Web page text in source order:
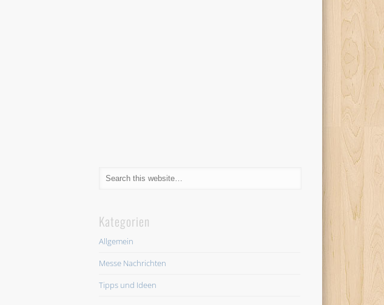
Kategorien
Allgemein
Messe Nachrichten
Tipps und Ideen